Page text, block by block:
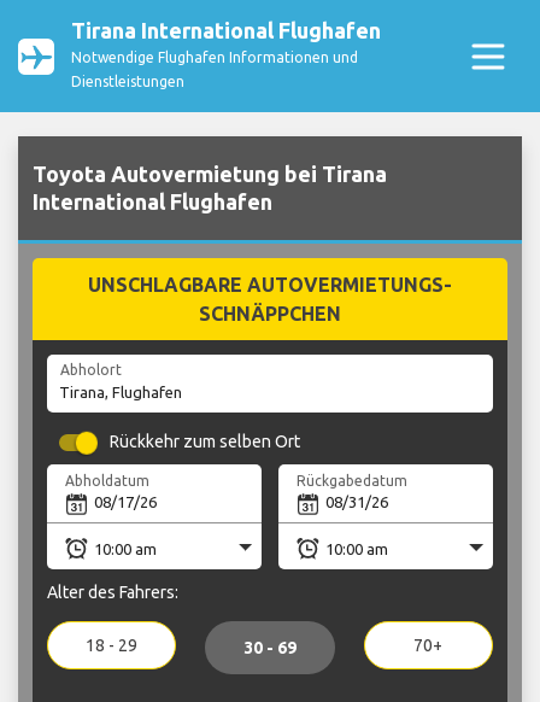
Tirana International Flughafen
Notwendige Flughafen Informationen und
Dienstleistungen
Toyota Autovermietung bei Tirana
International Flughafen
UNSCHLAGBARE AUTOVERMIETUNGS-
SCHNÄPPCHEN
Abholort
Rückkehr zum selben Ort
Abholdatum Rückgabedatum
Alter des Fahrers:
18 - 29 30 - 69 70+